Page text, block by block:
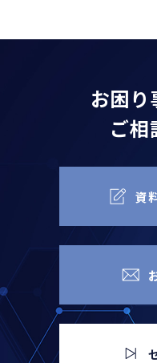
お困り
ご相
資